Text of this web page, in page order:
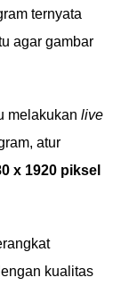
ternyata
agar gambar
melakukan live
atur
x 1920 piksel
kualitas